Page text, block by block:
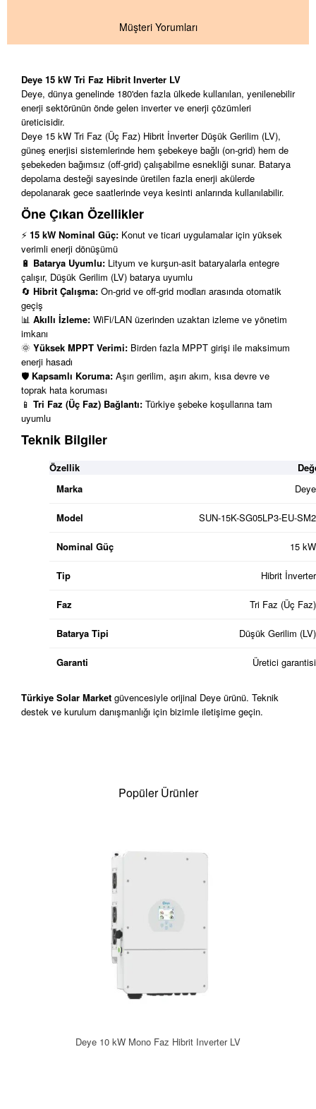
Müşteri Yorumları
Deye 15 kW Tri Faz Hibrit Inverter LV
Deye, dünya genelinde 180'den fazla ülkede kullanılan, yenilenebilir
enerji sektörünün önde gelen inverter ve enerji çözümleri
üreticisidir.
Deye 15 kW Tri Faz (Üç Faz) Hibrit İnverter Düşük Gerilim (LV),
güneş enerjisi sistemlerinde hem şebekeye bağlı (on-grid) hem de
şebekeden bağımsız (off-grid) çalışabilme esnekliği sunar. Batarya
depolama desteği sayesinde üretilen fazla enerji akülerde
depolanarak gece saatlerinde veya kesinti anlarında kullanılabilir.
Öne Çıkan Özellikler
⚡ 15 kW Nominal Güç: Konut ve ticari uygulamalar için yüksek
verimli enerji dönüşümü
🔋 Batarya Uyumlu: Lityum ve kurşun-asit bataryalarla entegre
çalışır, Düşük Gerilim (LV) batarya uyumlu
🔄 Hibrit Çalışma: On-grid ve off-grid modları arasında otomatik
geçiş
📊 Akıllı İzleme: WiFi/LAN üzerinden uzaktan izleme ve yönetim
imkanı
🌞 Yüksek MPPT Verimi: Birden fazla MPPT girişi ile maksimum
enerji hasadı
🛡️ Kapsamlı Koruma: Aşırı gerilim, aşırı akım, kısa devre ve
toprak hata koruması
📱 Tri Faz (Üç Faz) Bağlantı: Türkiye şebeke koşullarına tam
uyumlu
Teknik Bilgiler
Özellik
Marka
Deye
Model SUN-15K-SG05LP3-EU-SM2
Nominal Güç 15 kW
Tip Hibrit İnverter
Faz Tri Faz (Üç Faz)
Batarya Tipi Düşük Gerilim (LV)
Garanti Üretici garantisi
Türkiye Solar Market güvencesiyle orijinal Deye ürünü. Teknik
destek ve kurulum danışmanlığı için bizimle iletişime geçin.
Popüler Ürünler
Deye 10 kW Mono Faz Hibrit Inverter LV